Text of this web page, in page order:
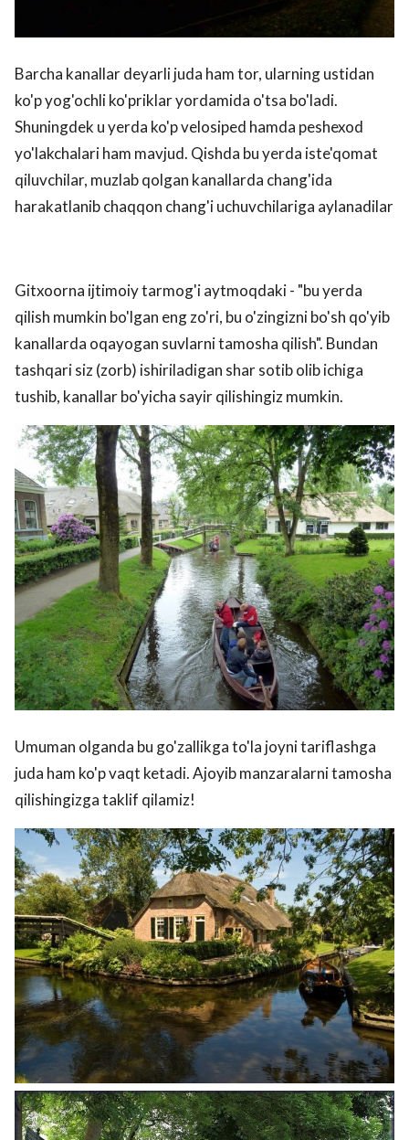
Barcha kanallar deyarli juda ham tor, ularning ustidan
ko'p yog'ochli ko'priklar yordamida o'tsa bo'ladi.
Shuningdek u yerda ko'p velosiped hamda peshexod
yo'lakchalari ham mavjud. Qishda bu yerda iste'qomat
qiluvchilar, muzlab qolgan kanallarda chang'ida
harakatlanib chaqqon chang'i uchuvchilariga aylanadilar
Gitxoorna ijtimoiy tarmog'i aytmoqdaki - "bu yerda
qilish mumkin bo'lgan eng zo'ri, bu o'zingizni bo'sh qo'yib
kanallarda oqayogan suvlarni tamosha qilish". Bundan
tashqari siz (zorb) ishiriladigan shar sotib olib ichiga
tushib, kanallar bo'yicha sayir qilishingiz mumkin.
Umuman olganda bu go'zallikga to'la joyni tariflashga
juda ham ko'p vaqt ketadi. Ajoyib manzaralarni tamosha
qilishingizga taklif qilamiz!